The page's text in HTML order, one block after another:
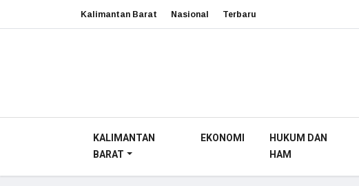
Kalimantan Barat Nasional Terbaru
KALIMANTAN
BARAT
EKONOMI
HUKUM DAN
HAM